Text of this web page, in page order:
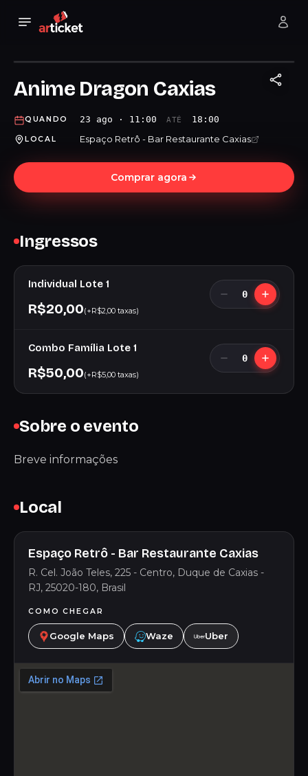
Anime Dragon Caxias
QUANDO 23 ago · 11:00 ATÉ 18:00
LOCAL Espaço Retrô - Bar Restaurante Caxias
Comprar agora
Sobre o evento
Breve informações
Local
Espaço Retrô - Bar Restaurante Caxias
R. Cel. João Teles, 225 - Centro, Duque de Caxias -
RJ, 25020-180, Brasil
COMO CHEGAR
Google Maps Waze Uber
Ingressos
Individual Lote 1
R$20,00(+R$2,00 taxas)
0
Combo Família Lote 1
R$50,00(+R$5,00 taxas)
0